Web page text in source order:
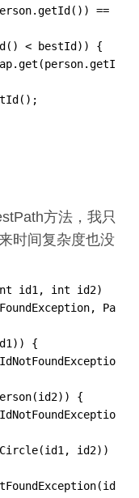
==
bestId)) {
方法，我只
时间复杂度也没
id1, int id2)
Pa
{
{
id2))